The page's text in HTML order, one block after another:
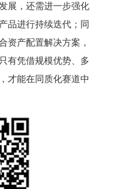
展，还需进一步强化
品进行持续迭代；同
资产配置解决方案，
有凭借规模优势、多
才能在同质化赛道中